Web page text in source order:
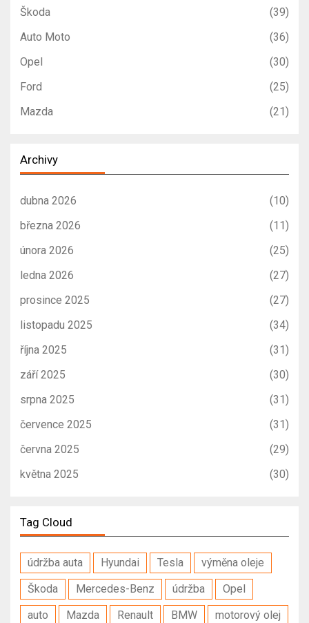
Škoda
(39)
Auto Moto
(36)
Opel
(30)
Ford
(25)
Mazda
(21)
Archivy
dubna 2026
(10)
března 2026
(11)
února 2026
(25)
ledna 2026
(27)
prosince 2025
(27)
listopadu 2025
(34)
října 2025
(31)
září 2025
(30)
srpna 2025
(31)
července 2025
(31)
června 2025
(29)
května 2025
(30)
Tag Cloud
údržba auta Hyundai Tesla
výměna oleje
Škoda
Mercedes-Benz údržba
Opel
auto
Mazda Renault BMW motorový olej